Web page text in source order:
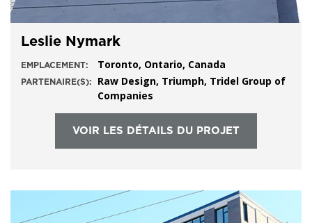
Leslie Nymark
EMPLACEMENT: Toronto, Ontario, Canada
PARTENAIRE(S):
Raw Design, Triumph, Tridel Group of
Companies
VOIR LES DÉTAILS DU PROJET